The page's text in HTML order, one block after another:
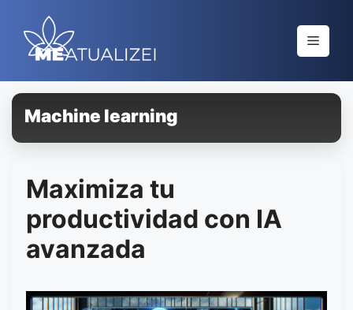
contenido
Menú
Machine learning
Maximiza tu
productividad con IA
avanzada